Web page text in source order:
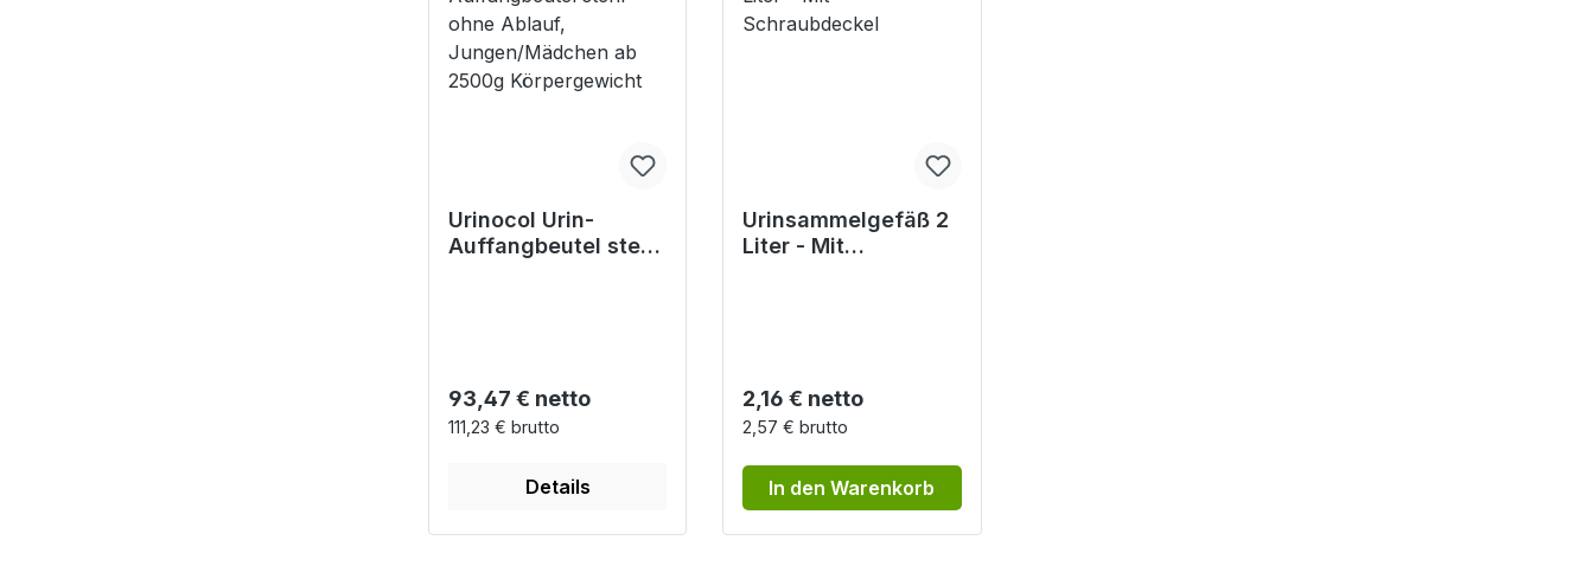
Urinocol Urin-
Auffangbeutel steril
Regulärer Preis:
93,47 € netto
111,23 € brutto
Details
Urinsammelgefäß 2
Liter - Mit
Regulärer Preis:
2,16 € netto
2,57 € brutto
In den Warenkorb